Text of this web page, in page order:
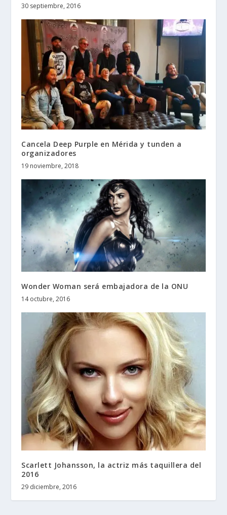
30 septiembre, 2016
Cancela Deep Purple en Mérida y tunden a
organizadores
19 noviembre, 2018
Wonder Woman será embajadora de la ONU
14 octubre, 2016
Scarlett Johansson, la actriz más taquillera del
2016
29 diciembre, 2016